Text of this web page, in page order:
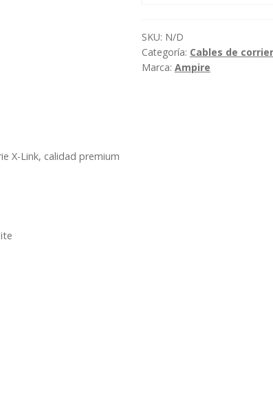
10/25/35/50
mm2
SKU: N/D
Categoría: Cables de
Marca: Ampire
X-Link, calidad premium